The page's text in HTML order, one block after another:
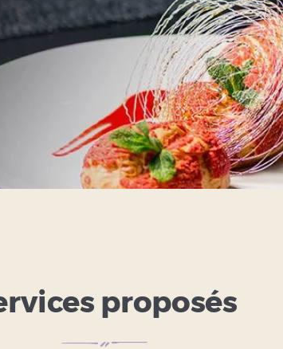
proposés